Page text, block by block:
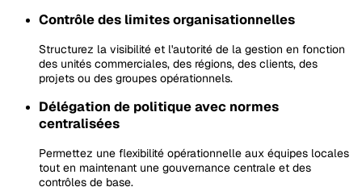
Contrôle des limites organisationnelles
Structurez la visibilité et l'autorité de la gestion en fonction
des unités commerciales, des régions, des clients, des
projets ou des groupes opérationnels.
Délégation de politique avec normes
centralisées
Permettez une flexibilité opérationnelle aux équipes locales
tout en maintenant une gouvernance centrale et des
contrôles de base.